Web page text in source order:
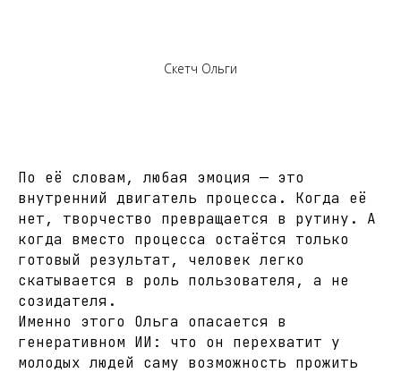
Скетч Ольги
По её словам, любая эмоция — это
внутренний двигатель процесса. Когда её
нет, творчество превращается в рутину. А
когда вместо процесса остаётся только
готовый результат, человек легко
скатывается в роль пользователя, а не
созидателя.
Именно этого Ольга опасается в
генеративном ИИ: что он перехватит у
молодых людей саму возможность прожить